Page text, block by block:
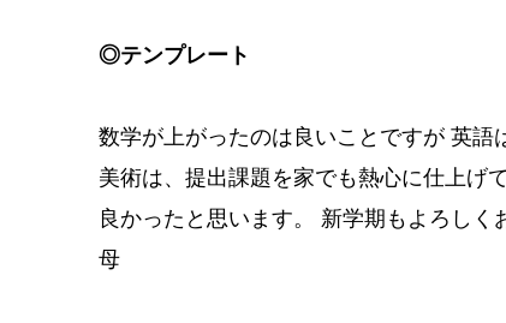
◎テンプレート
数学が上がったのは良いことですが 英語
美術は、提出課題を家でも熱心に仕上げ
良かったと思います。 新学期もよろしく
母